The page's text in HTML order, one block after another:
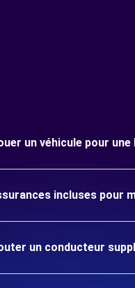
un véhicule pour
incluses pour
un conducteur